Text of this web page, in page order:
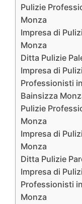
Pulizie
Monza
Impresa di
Monza
Ditta Pulizie
Impresa di
Professionisti
Bainsizza
Pulizie
Monza
Impresa di
Monza
Ditta Pulizie
Impresa di
Professionisti
Monza